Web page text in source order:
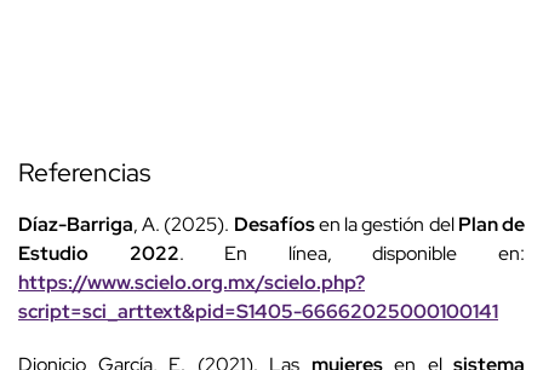
Referencias
Díaz-Barriga, A. (2025). Desafíosen la gestión delPlan de
Estudio 2022. En línea, disponible en:
https://www.scielo.org.mx/scielo.php?
script=sci_arttext&pid=S1405-66662025000100141
Dionicio García, E. (2021). Las mujeresen el sistema